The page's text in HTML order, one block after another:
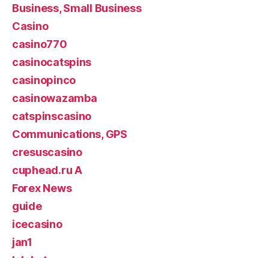
Business, Small Business
Casino
casino770
casinocatspins
casinopinco
casinowazamba
catspinscasino
Communications, GPS
cresuscasino
cuphead.ru A
Forex News
guide
icecasino
jan1